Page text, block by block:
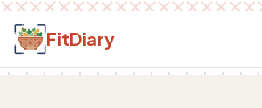
Salt la conținut
FitDiary